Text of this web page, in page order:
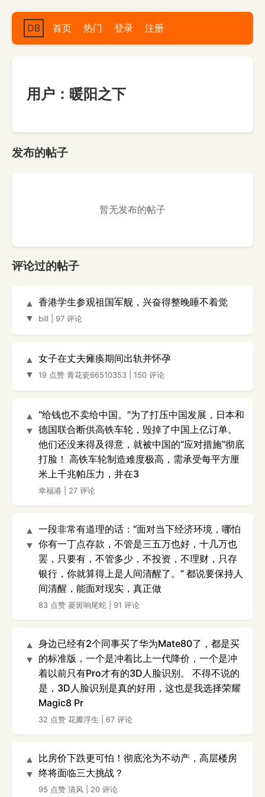
DB 首页 热门 登录 注册
用户：暖阳之下
发布的帖子
暂无发布的帖子
评论过的帖子
▲
▼
香港学生参观祖国军舰，兴奋得整晚睡不着觉
bill 97 评论
▲
▼
女子在丈夫瘫痪期间出轨并怀孕
19 点赞 青花瓷66510353 150 评论
▲
▼
“给钱也不卖给中国。”为了打压中国发展，日本和
德国联合断供高铁车轮，毁掉了中国上亿订单。
他们还没来得及得意，就被中国的“应对措施”彻底
打脸！ 高铁车轮制造难度极高，需承受每平方厘
米上千兆帕压力，并在3
幸福港 27 评论
▲
▼
一段非常有道理的话：“面对当下经济环境，哪怕
你有一丁点存款，不管是三五万也好，十几万也
罢，只要有，不管多少，不投资，不理财，只存
银行，你就算得上是人间清醒了。” 都说要保持人
间清醒，能面对现实，真正做
83 点赞 菱斑响尾蛇 91 评论
▲
▼
身边已经有2个同事买了华为Mate80了，都是买
的标准版，一个是冲着比上一代降价，一个是冲
着以前只有Pro才有的3D人脸识别。 不得不说的
是，3D人脸识别是真的好用，这也是我选择荣耀
Magic8 Pr
32 点赞 花瓣浮生 67 评论
▲
▼
比房价下跌更可怕！彻底沦为不动产，高层楼房
终将面临三大挑战？
95 点赞 清风 20 评论